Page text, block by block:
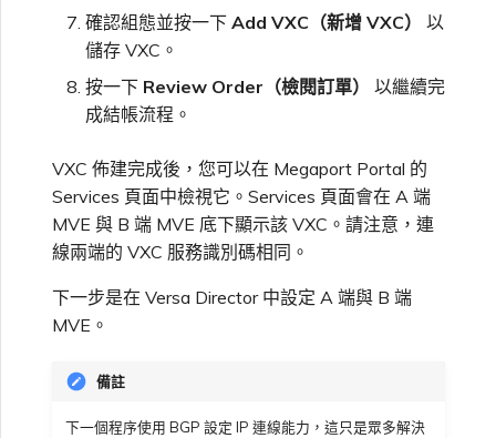
確認組態並按一下 Add VXC（新增 VXC）
以
儲存 VXC。
按一下 Review Order（檢閱訂單）
以繼續完
成結帳流程。
VXC 佈建完成後，您可以在 Megaport Portal 的
Services 頁面中檢視它。Services 頁面會在 A 端
MVE 與 B 端 MVE 底下顯示該 VXC。請注意，連
線兩端的 VXC 服務識別碼相同。
下一步是在 Versa Director 中設定 A 端與 B 端
MVE。
備註
下一個程序使用 BGP 設定 IP 連線能力，這只是眾多解決